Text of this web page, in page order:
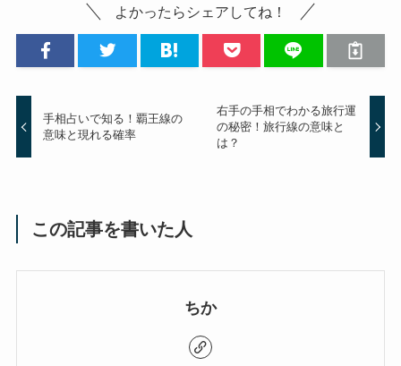
よかったらシェアしてね！
手相占いで知る！覇王線の
意味と現れる確率
右手の手相でわかる旅行運
の秘密！旅行線の意味と
は？
この記事を書いた人
ちか